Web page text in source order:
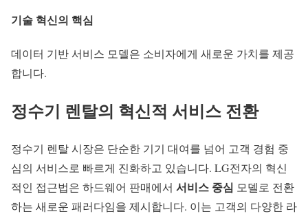
기술 혁신의 핵심
데이터 기반서비스 모델은 소비자에게 새로운 가치를 제공
합니다.
정수기 렌탈의 혁신적 서비스 전환
정수기 렌탈시장은 단순한 기기 대여를 넘어 고객 경험 중
심의 서비스로 빠르게 진화하고 있습니다. LG전자의 혁신
적인 접근법은 하드웨어 판매에서 서비스 중심 모델로 전환
하는 새로운 패러다임을 제시합니다. 이는 고객의 다양한 라